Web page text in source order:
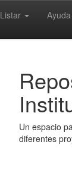
Listar Ayuda
Un espacio
diferentes